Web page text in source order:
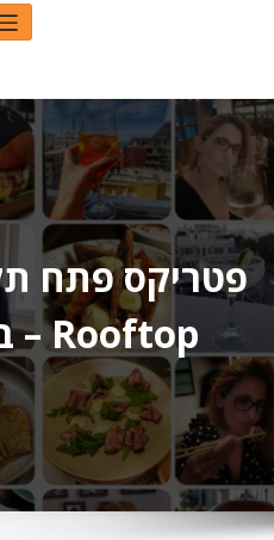
Rooftop – בר אירי כשר